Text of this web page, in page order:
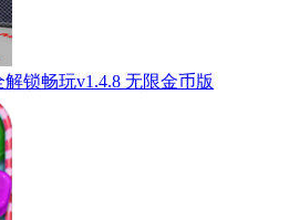
锁畅玩v1.4.8 无限金币版